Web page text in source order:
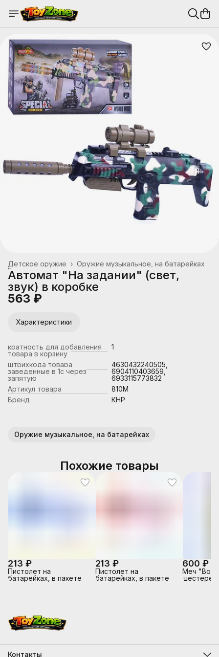
Оружие музыкальное, на батарейках
Детское оружие ›
Главная
Автомат "На задании" (свет,
звук) в коробке
563 ₽
Характеристики
кратность для добавления
товара в корзину
1
штрихкода товара
заведенные в 1с через
запятую
4630432240505,
6904110403659,
6933115773832
Артикул товара
810M
Бренд
КНР
Оружие музыкальное, на батарейках
Похожие товары
213 ₽
Пистолет на
батарейках, в пакете
213 ₽
Пистолет на
батарейках, в пакете
600 ₽
Меч
Контакты